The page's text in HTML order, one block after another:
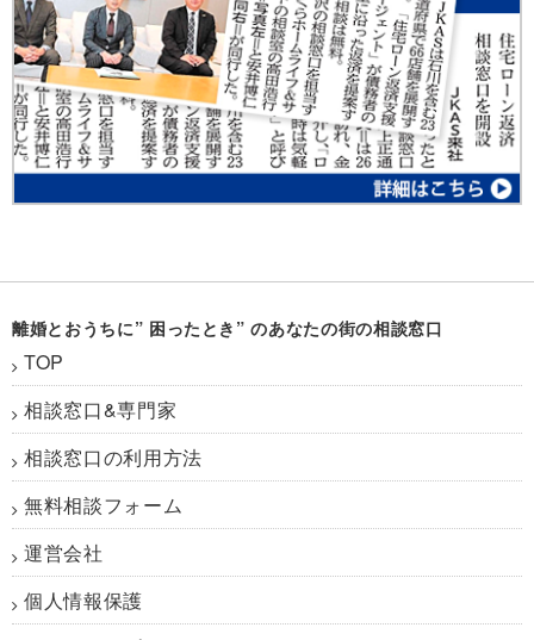
離婚とおうちに” 困ったとき” のあなたの街の相談窓口
TOP
相談窓口&専門家
相談窓口の利用方法
無料相談フォーム
運営会社
個人情報保護